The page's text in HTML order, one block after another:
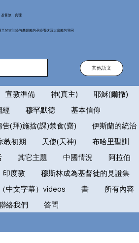
基督教，真理
兰的古兰经与基督教的圣经看这两大宗教的异同
其他語文
宣教準備 神(真主)
耶穌(爾撒)
經 穆罕默德
基本信仰
告(拜)施捨(課)禁食(齋)
伊斯蘭的統治
教初期 天使(天神)
布哈里聖訓
其它主題 中國情況
阿拉伯
印度教
穆斯林成為基督徒的見證集
中文字幕）videos 書
所有內容
絡我們
答問